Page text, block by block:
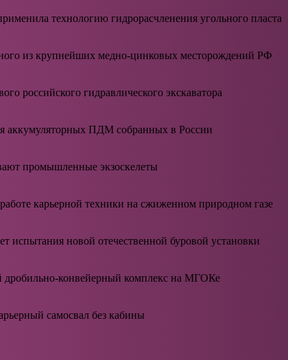
технологию гидрорасчленения угольного пласта
из крупнейших медно-цинковых месторождений РФ
российского гидравлического экскаватора
аккумуляторных ПДМ собранных в России
промышленные экзоскелеты
карьерной техники на сжиженном природном газе
новой отечественной буровой установки
дробильно-конвейерный комплекс на МГОКе
самосвал без кабины